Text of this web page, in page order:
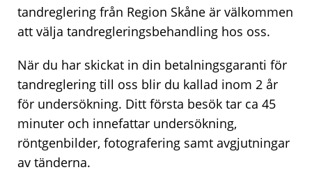
tandreglering från Region Skåne är välkommen
att välja tandregleringsbehandling hos oss.
När du har skickat in din betalningsgaranti för
tandreglering till oss blir du kallad inom 2 år
för undersökning. Ditt första besök tar ca 45
minuter och innefattar undersökning,
röntgenbilder, fotografering samt avgjutningar
av tänderna.